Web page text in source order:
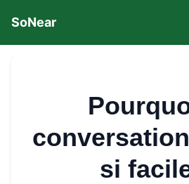
SoNear
si